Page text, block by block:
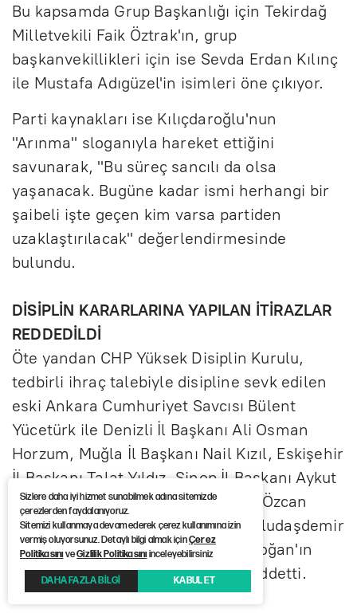
Bu kapsamda Grup Başkanlığı için Tekirdağ
Milletvekili Faik Öztrak'ın, grup
başkanvekillikleri için ise Sevda Erdan Kılınç
ile Mustafa Adıgüzel'in isimleri öne çıkıyor.
Parti kaynakları ise Kılıçdaroğlu'nun
"Arınma" sloganıyla hareket ettiğini
savunarak, "Bu süreç sancılı da olsa
yaşanacak. Bugüne kadar ismi herhangi bir
şaibeli işte geçen kim varsa partiden
uzaklaştırılacak" değerlendirmesinde
bulundu.
DİSİPLİN KARARLARINA YAPILAN İTİRAZLAR
REDDEDİLDİ
Öte yandan CHP Yüksek Disiplin Kurulu,
tedbirli ihraç talebiyle disipline sevk edilen
eski Ankara Cumhuriyet Savcısı Bülent
Yücetürk ile Denizli İl Başkanı Ali Osman
Horzum, Muğla İl Başkanı Nail Kızıl, Eskişehir
İl Başkanı Talat Yıldız, Sinop İl Başkanı Aykut
Cem Yalçınkaya, Düzce İl Başkanı Özcan
Dağıstanlı, Kars İl Başkanı Onur Uludaşdemir
ve Tunceli İl Başkanı Berkay Gündoğan'ın
tedbir kararına yaptığı itirazları reddetti.
Sizlere daha iyi hizmet sunabilmek adına sitemizde
çerezlerden faydalanıyoruz.
Sitemizi kullanmaya devam ederek çerez kullanımına izin
vermiş oluyorsunuz. Detaylı bilgi almak içinÇerez
PolitikasınıveGizlilik Politikasınıinceleyebilirsiniz
DAHA FAZLA BİLGİ KABUL ET